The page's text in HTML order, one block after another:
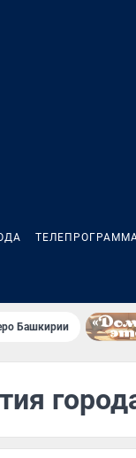
Башкирии